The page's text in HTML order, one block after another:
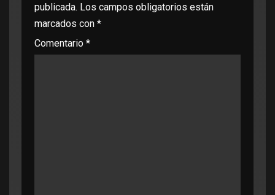
publicada. Los campos obligatorios están
marcados con *
Comentario *